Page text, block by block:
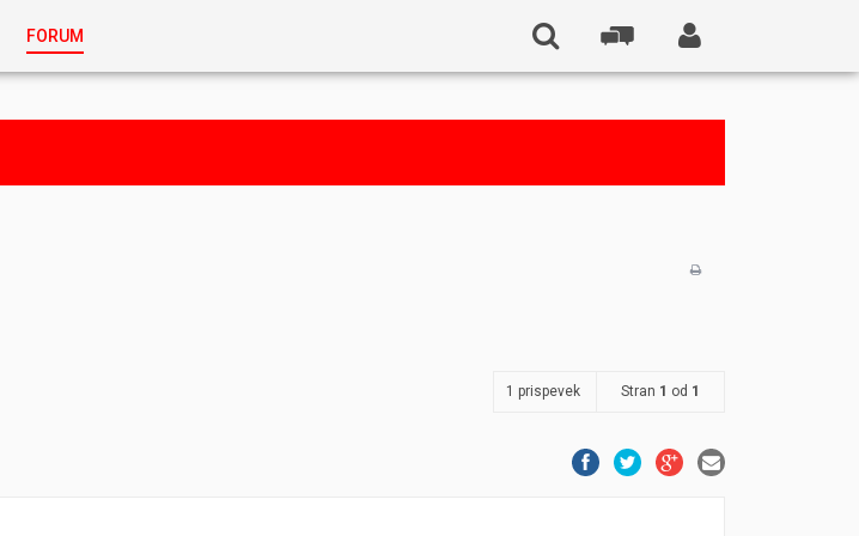
FORUM
1 prispevek Stran 1 od 1